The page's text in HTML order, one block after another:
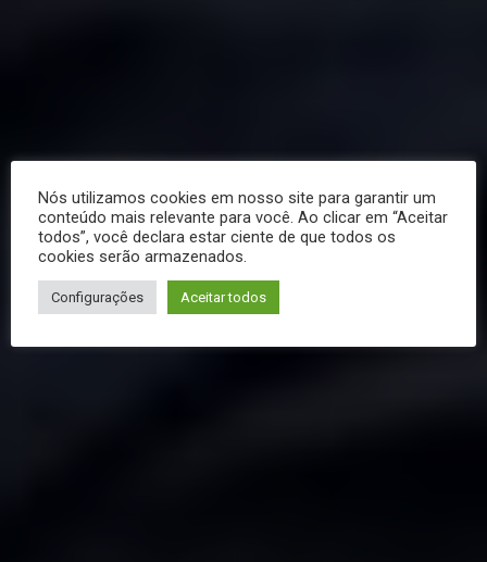
Nós utilizamos cookies em nosso site para garantir um
conteúdo mais relevante para você. Ao clicar em “Aceitar
todos”, você declara estar ciente de que todos os
cookies serão armazenados.
Configurações Aceitar todos